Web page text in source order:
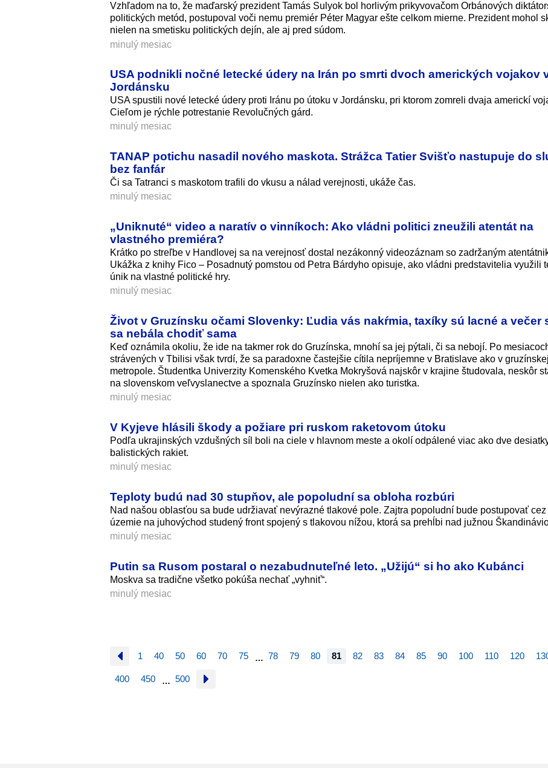
Vzhľadom na to, že maďarský prezident Tamás Sulyok bol horlivým prikyvovačom Orbánových
politických metód, postupoval voči nemu premiér Péter Magyar ešte celkom mierne. Prezident mohol
nielen na smetisku politických dejín, ale aj pred súdom.
minulý mesiac
USA podnikli nočné letecké údery na Irán po smrti dvoch amerických vojakov
Jordánsku
USA spustili nové letecké údery proti Iránu po útoku v Jordánsku, pri ktorom zomreli dvaja americkí
Cieľom je rýchle potrestanie Revolučných gárd.
minulý mesiac
TANAP potichu nasadil nového maskota. Strážca Tatier Svišťo nastupuje do
bez fanfár
Či sa Tatranci s maskotom trafili do vkusu a nálad verejnosti, ukáže čas.
minulý mesiac
„Uniknuté“ video a naratív o vinníkoch: Ako vládni politici zneužili atentát na
vlastného premiéra?
Krátko po streľbe v Handlovej sa na verejnosť dostal nezákonný videozáznam so zadržaným
Ukážka z knihy Fico – Posadnutý pomstou od Petra Bárdyho opisuje, ako vládni predstavitelia využili
únik na vlastné politické hry.
minulý mesiac
Život v Gruzínsku očami Slovenky: Ľudia vás nakŕmia, taxíky sú lacné a večer
sa nebála chodiť sama
Keď oznámila okoliu, že ide na takmer rok do Gruzínska, mnohí sa jej pýtali, či sa nebojí. Po
strávených v Tbilisi však tvrdí, že sa paradoxne častejšie cítila nepríjemne v Bratislave ako v gruzínskej
metropole. Študentka Univerzity Komenského Kvetka Mokryšová najskôr v krajine študovala, neskôr
na slovenskom veľvyslanectve a spoznala Gruzínsko nielen ako turistka.
minulý mesiac
V Kyjeve hlásili škody a požiare pri ruskom raketovom útoku
Podľa ukrajinských vzdušných síl boli na ciele v hlavnom meste a okolí odpálené viac ako dve
balistických rakiet.
minulý mesiac
Teploty budú nad 30 stupňov, ale popoludní sa obloha rozbúri
Nad našou oblasťou sa bude udržiavať nevýrazné tlakové pole. Zajtra popoludní bude postupovať
územie na juhovýchod studený front spojený s tlakovou nížou, ktorá sa prehĺbi nad južnou
minulý mesiac
Putin sa Rusom postaral o nezabudnuteľné leto. „Užijú“ si ho ako Kubánci
Moskva sa tradične všetko pokúša nechať „vyhniť“.
minulý mesiac
1 40 50 60 70 75 … 78 79 80 81 82 83 84 85 90 100 110 120
400 450 … 500